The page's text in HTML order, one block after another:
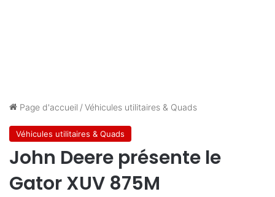
Page d'accueil /Véhicules utilitaires & Quads
Véhicules utilitaires & Quads
John Deere présente le
Gator XUV 875M